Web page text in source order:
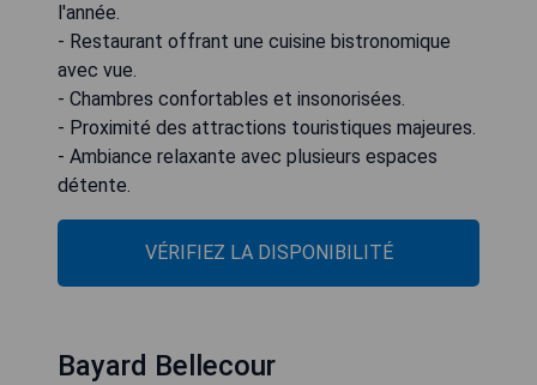
l'année.
- Restaurant offrant une cuisine bistronomique
avec vue.
- Chambres confortables et insonorisées.
- Proximité des attractions touristiques majeures.
- Ambiance relaxante avec plusieurs espaces
détente.
VÉRIFIEZ LA DISPONIBILITÉ
Bayard Bellecour